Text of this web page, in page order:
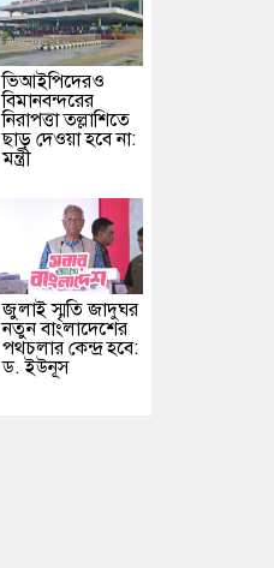
ভিআইপিদেরও
বিমানবন্দরের
নিরাপত্তা তল্লাশিতে
ছাড় দেওয়া হবে না:
মন্ত্রী
জুলাই স্মৃতি জাদুঘর
নতুন বাংলাদেশের
পথচলার কেন্দ্র হবে:
ড. ইউনূস